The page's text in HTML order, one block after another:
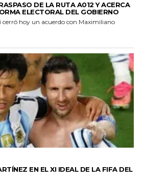
DE LA RUTA A012 Y ACERCA
ELECTORAL DEL GOBIERNO
cerró hoy un acuerdo con Maximiliano
EN EL XI IDEAL DE LA FIFA DEL